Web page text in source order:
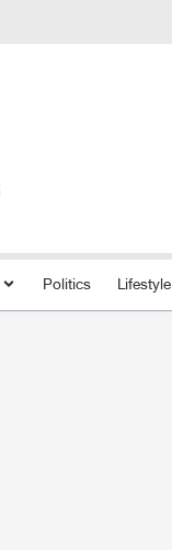
Politics Lifestyle